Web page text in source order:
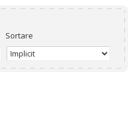
Sortare